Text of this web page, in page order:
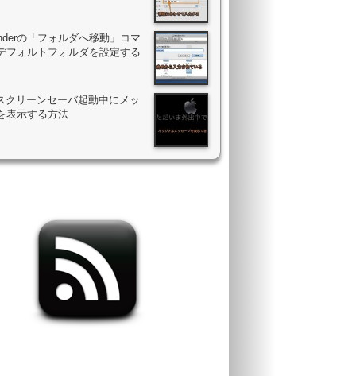
の「フォルダへ移動」コマ
フォルトフォルダを設定する
クリーンセーバ起動中にメッ
表示する方法